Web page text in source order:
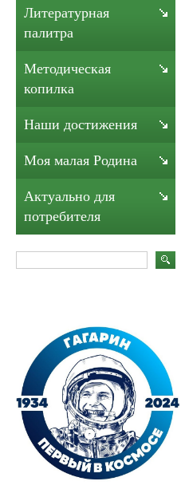
Литературная
палитра
Методическая
копилка
Наши достижения
Моя малая Родина
Актуально для
потребителя